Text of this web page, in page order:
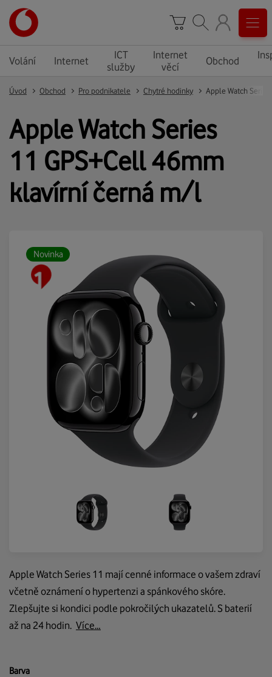
Volání Internet
ICT
služby
Internet
věcí
Obchod
Úvod Obchod Pro podnikatele Chytré hodinky
Apple Watch Series
11 GPS+Cell 46mm
klavírní černá m/l
Novinka
Apple Watch Series 11 mají cenné informace o vašem zdraví
včetně oznámení o hypertenzi a spánkového skóre.
Zlepšujte si kondici podle pokročilých ukazatelů. S baterií
až na 24 hodin. Více…
Barva